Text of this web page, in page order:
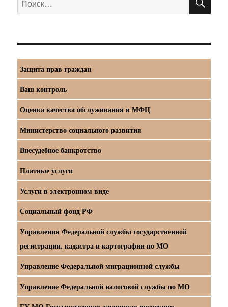
Защита прав граждан
Ваш контроль
Оценка качества обслуживания в МФЦ
Министерство социального развития
Внесудебное банкротство
Платные услуги
Услуги в электронном виде
Социальный фонд РФ
Управления Федеральной службы государственной
регистрации, кадастра и картографии по МО
Управление Федеральной миграционной службы
Управление Федеральной налоговой службы по МО